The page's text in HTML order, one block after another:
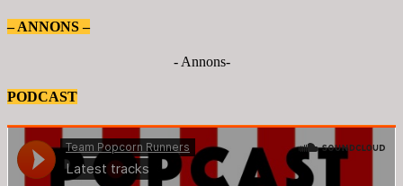
– ANNONS –
- Annons-
PODCAST